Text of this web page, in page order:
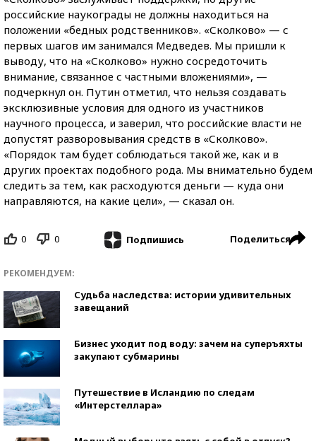
российские наукограды не должны находиться на
положении «бедных родственников». «Сколково» — с
первых шагов им занимался Медведев. Мы пришли к
выводу, что на «Сколково» нужно сосредоточить
внимание, связанное с частными вложениями», —
подчеркнул он. Путин отметил, что нельзя создавать
эксклюзивные условия для одного из участников
научного процесса, и заверил, что российские власти не
допустят разворовывания средств в «Сколково».
«Порядок там будет соблюдаться такой же, как и в
других проектах подобного рода. Мы внимательно будем
следить за тем, как расходуются деньги — куда они
направляются, на какие цели», — сказал он.
0 0 Подпишись Поделиться
РЕКОМЕНДУЕМ:
Судьба наследства: истории удивительных
завещаний
Бизнес уходит под воду: зачем на суперъяхты
закупают субмарины
Путешествие в Исландию по следам
«Интерстеллара»